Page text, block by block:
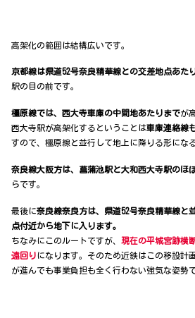
高架化の範囲は結構広いです。
京都線は県道52号奈良精華線との交差地点あた
駅の目の前です。
橿原線では、西大寺車庫の中間地あたりまでが
西大寺駅が高架化するということは車庫連絡線
すので、橿原線と並行して地上に降りる形にな
奈良線大阪方は、菖蒲池駅と大和西大寺駅のほ
らです。
最後に奈良線奈良方は、県道52号奈良精華線と
点付近から地下に入ります。
ちなみにこのルートですが、 現在の平城宮跡横
遠回りになります。そのため近鉄はこの移設計
が進んでも事業負担も全く行わない強気な姿勢